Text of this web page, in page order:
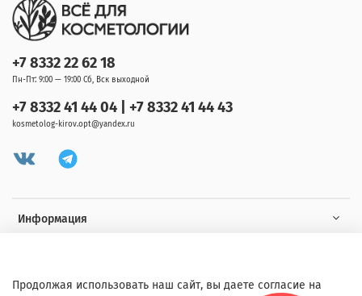
Информация
+7 8332 22 62 18
Пн-Пт: 9:00 — 19:00 Сб, Вск выходной
+7 8332 41 44 04 | +7 8332 41 44 43
kosmetolog-kirov.opt@yandex.ru
Продолжая использовать наш сайт, вы даете согласие на